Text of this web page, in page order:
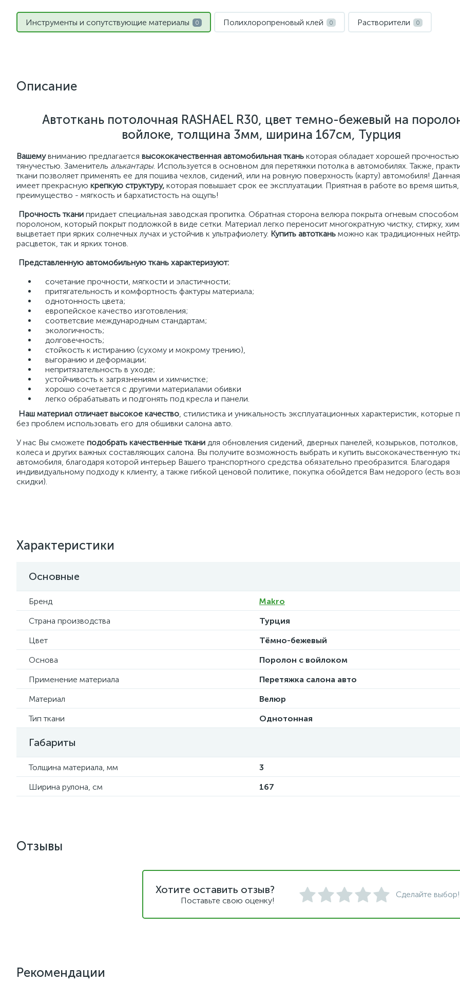
Инструменты и сопутствующие материалы 0 Полихлоропреновый клей 0 Растворители 0
Описание
Автоткань потолочная RASHAEL R30, цвет темно-бежевый на
войлоке, толщина 3мм, ширина 167см, Турция
Вашемувниманию предлагается высококачественная автомобильная ткань которая обладает хорошей
тянучестью. Заменитель алькантары. Используется в основном для перетяжки потолка в автомобилях. Также,
ткани позволяет применять ее для пошива чехлов, сидений, или на ровную поверхность (карту) автомобиля!
имеет прекрасную крепкую структуру, которая повышает срок ее эксплуатации. Приятная в работе во время шитья,
преимущество - мягкость и бархатистость на ощупь!
Прочность ткани придает специальная заводская пропитка. Обратная сторона велюра покрыта огневым способом
поролоном, который покрыт подложкой в виде сетки. Материал легко переносит многократную чистку, стирку,
выцветает при ярких солнечных лучах и устойчив к ультрафиолету. Купить автоткань можно как традиционных
расцветок, так и ярких тонов.
Представленную автомобильную ткань характеризуют:
сочетание прочности, мягкости и эластичности;
притягательность и комфортность фактуры материала;
однотонность цвета;
европейское качество изготовления;
соответсвие международным стандартам;
экологичность;
долговечность;
стойкость к истиранию (сухому и мокрому трению),
выгоранию и деформации;
непритязательность в уходе;
устойчивость к загрязнениям и химчистке;
хорошо сочетается с другими материалами обивки
легко обрабатывать и подгонять под кресла и панели.
Наш материал отличает высокое качество, стилистика и уникальность эксплуатационных характеристик, которые
без проблем использовать его для обшивки салона авто.
У нас Вы сможете подобрать качественные ткани для обновления сидений, дверных панелей, козырьков, потолков,
колеса и других важных составляющих салона. Вы получите возможность выбрать и купить высококачественную
автомобиля, благодаря которой интерьер Вашего транспортного средства обязательно преобразится. Благодаря
индивидуальному подходу к клиенту, а также гибкой ценовой политике, покупка обойдется Вам недорого (есть
скидки).
Характеристики
Основные
Бренд
Makro
Страна производства
Турция
Цвет
Тёмно-бежевый
Основа
Поролон с войлоком
Применение материала
Перетяжка салона авто
Материал
Велюр
Тип ткани
Однотонная
Габариты
Толщина материала, мм
3
Ширина рулона, см
167
Отзывы
Хотите оставить отзыв?
Поставьте свою оценку!
Сделайте выбор!
Рекомендации